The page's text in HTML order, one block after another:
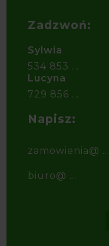
Zadzwoń:
Sylwia
534 853 ...
Lucyna
729 856 ...
Napisz:
zamowienia@ ...
biuro@ ...